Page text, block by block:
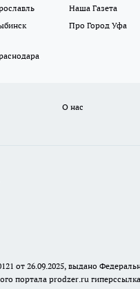
Наша Газета
Про Город Уфа
О нас
от 26.09.2025, выдано
портала prodzer.ru